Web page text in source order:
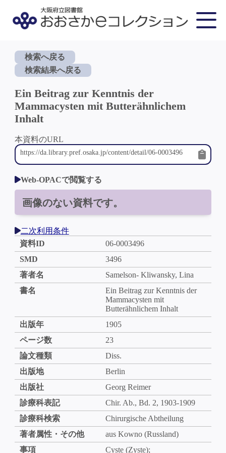
検索へ戻る
検索結果へ戻る
Ein Beitrag zur Kenntnis der
Mammacysten mit Butterähnlichem
Inhalt
本資料のURL
Web-OPACで閲覧する
画像のない資料です。
二次利用条件
資料ID
06-0003496
SMD
3496
著者名
Samelson- Kliwansky, Lina
書名
Ein Beitrag zur Kenntnis der
Mammacysten mit
Butterähnlichem Inhalt
出版年
1905
ページ数
23
論文種類
Diss.
出版地
Berlin
出版社
Georg Reimer
診療科表記
Chir. Ab., Bd. 2, 1903-1909
診療科検索
Chirurgische Abtheilung
著者属性・その他
aus Kowno (Russland)
事項
Cyste (Zyste);